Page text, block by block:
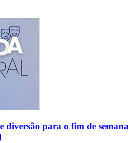
diversão para o fim de semana